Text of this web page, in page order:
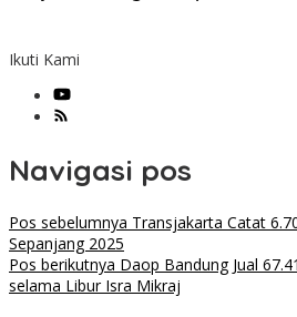
Ikuti Kami
Navigasi pos
Pos sebelumnya Transjakarta Catat
Sepanjang 2025
Pos berikutnya Daop Bandung Jual
selama Libur Isra Mikraj